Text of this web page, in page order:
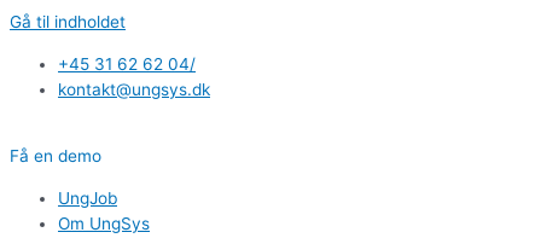
Gå til indholdet
+45 31 62 62 04/
kontakt@ungsys.dk
Få en demo
UngJob
Om UngSys